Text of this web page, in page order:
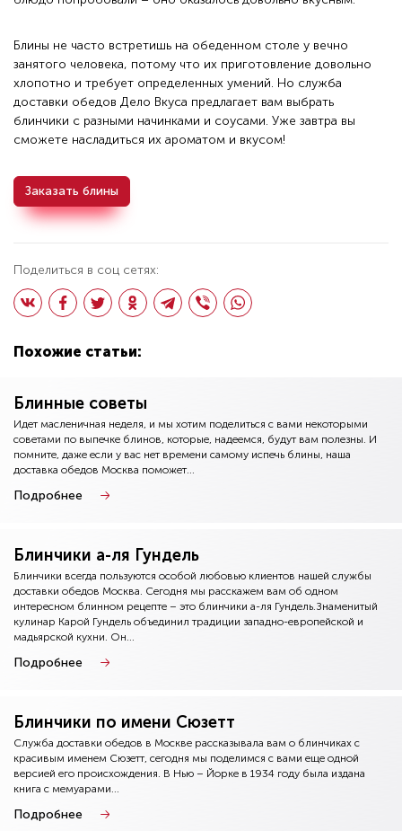
Блины не часто встретишь на обеденном столе у вечно
занятого человека, потому что их приготовление довольно
хлопотно и требует определенных умений. Но служба
доставки обедов Дело Вкуса предлагает вам выбрать
блинчики с разными начинками и соусами. Уже завтра вы
сможете насладиться их ароматом и вкусом!
Заказать блины
Поделиться в соц сетях:
Похожие статьи:
Блинные советы
Идет масленичная неделя, и мы хотим поделиться с вами некоторыми
советами по выпечке блинов, которые, надеемся, будут вам полезны. И
помните, даже если у вас нет времени самому испечь блины, наша
доставка обедов Москва поможет...
Подробнее
Блинчики а-ля Гундель
Блинчики всегда пользуются особой любовью клиентов нашей службы
доставки обедов Москва. Сегодня мы расскажем вам об одном
интересном блинном рецепте – это блинчики а-ля Гундель.Знаменитый
кулинар Карой Гундель объединил традиции западно-европейской и
мадьярской кухни. Он...
Подробнее
Блинчики по имени Сюзетт
Служба доставки обедов в Москве рассказывала вам о блинчиках с
красивым именем Сюзетт, сегодня мы поделимся с вами еще одной
версией его происхождения. В Нью – Йорке в 1934 году была издана
книга с мемуарами...
Подробнее